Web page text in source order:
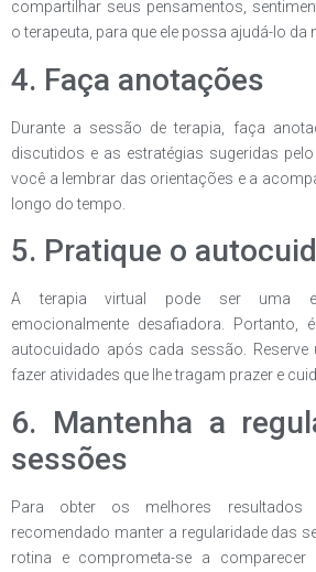
compartilhar seus pensamentos,
o terapeuta, para que ele possa ajudá-lo
4. Faça anotações
Durante a sessão de terapia, faça
discutidos e as estratégias sugeridas
você a lembrar das orientações e a
longo do tempo.
5. Pratique o
A terapia virtual pode ser uma
emocionalmente desafiadora. Portanto,
autocuidado após cada sessão. Reserve
fazer atividades que lhe tragam prazer e
6. Mantenha a
sessões
Para obter os melhores
recomendado manter a regularidade das
rotina e comprometa-se a